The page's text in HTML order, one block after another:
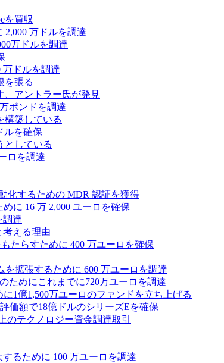
を買収
万ドルを調達
万ドルを調達
万ドルを調達
を張る
、アントラー氏が発見
ポンドを調達
構築している
ルを確保
としている
ロを調達
化するための MDR 認証を獲得
に 16 万 2,000 ユーロを確保
調達
考える理由
たらすために 400 万ユーロを確保
を拡張するために 600 万ユーロを調達
ためにこれまでに720万ユーロを調達
1億1,500万ユーロのファンドを立ち上げる
価額で18億ドルのシリーズEを確保
のテクノロジー資金調達取引
るために 100 万ユーロを調達